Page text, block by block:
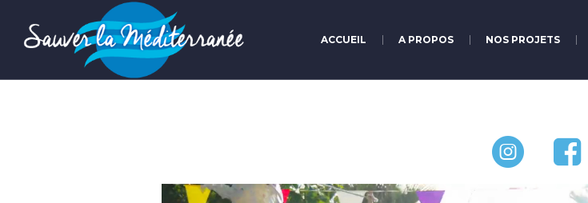
ACCUEIL A PROPOS NOS PROJETS
Lecteur